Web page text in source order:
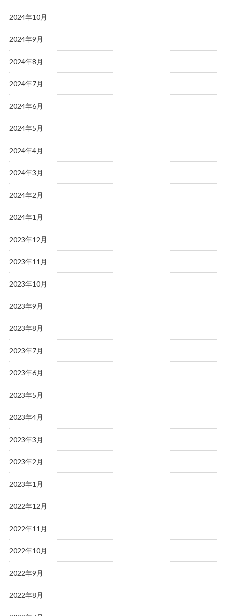
2024年10月
2024年9月
2024年8月
2024年7月
2024年6月
2024年5月
2024年4月
2024年3月
2024年2月
2024年1月
2023年12月
2023年11月
2023年10月
2023年9月
2023年8月
2023年7月
2023年6月
2023年5月
2023年4月
2023年3月
2023年2月
2023年1月
2022年12月
2022年11月
2022年10月
2022年9月
2022年8月